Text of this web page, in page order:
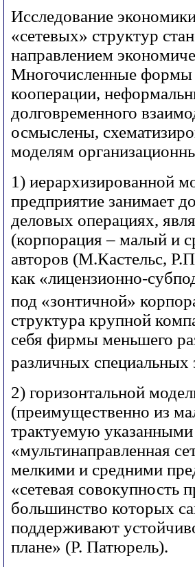
Исследование
«сетевых» структур
направлением
Многочисленные формы
кооперации,
долговременного
осмыслены,
моделям
1) иерархизированной
предприятие занимает
деловых операциях,
(корпорация – малый и
авторов (М.Кастельс,
как «лицензионно-
под «зонтичной»
структура крупной
себя фирмы меньшего
различных специальных
2) горизонтальной
(преимущественно из
трактуемую
«мультинаправленная
мелкими и средними
«сетевая совокупность
большинство которых
поддерживают
плане» (Р. Патюрель).